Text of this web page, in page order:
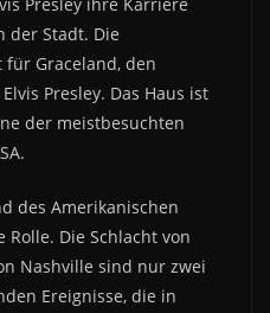
Presley ihre Karriere
der Stadt. Die
Graceland, den
Presley. Das Haus ist
der meistbesuchten
des Amerikanischen
Die Schlacht von
Nashville sind nur zwei
Ereignisse, die in